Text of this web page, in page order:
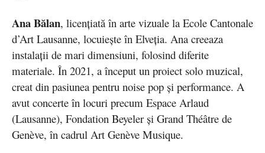
Ana Bălan, licențiată în arte vizuale la Ecole Cantonale
d’Art Lausanne, locuiește în Elveția. Ana creeaza
instalații de mari dimensiuni, folosind diferite
materiale. În 2021, a început un proiect solo muzical,
creat din pasiunea pentru noise pop și performance. A
avut concerte în locuri precum Espace Arlaud
(Lausanne), Fondation Beyeler și Grand Théâtre de
Genève, în cadrul Art Genève Musique.